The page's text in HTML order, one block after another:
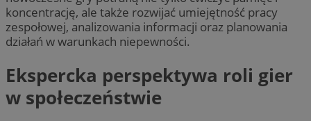
koncentrację, ale także rozwijać umiejętność pracy
zespołowej, analizowania informacji oraz planowania
działań w warunkach niepewności.
Ekspercka perspektywa roli gier
w społeczeństwie